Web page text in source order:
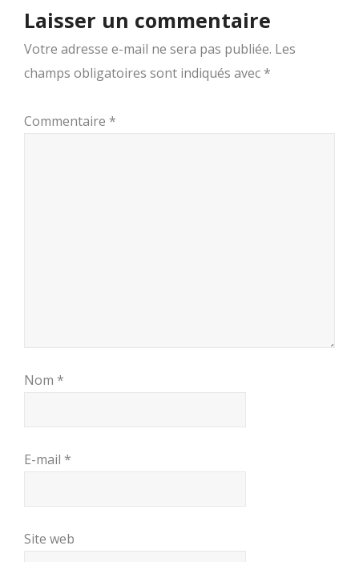
Laisser un commentaire
Votre adresse e-mail ne sera pas publiée. Les
champs obligatoires sont indiqués avec *
Commentaire *
Nom *
E-mail *
Site web